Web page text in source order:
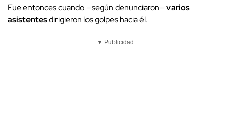
Fue entonces cuando —según denunciaron—varios
asistentesdirigieron los golpes hacia él.
▼ Publicidad